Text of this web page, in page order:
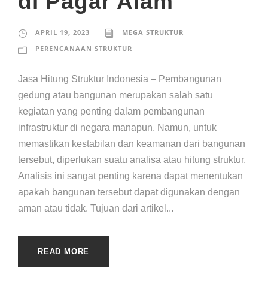
APRIL 19, 2023
MEGA STRUKTUR
PERENCANAAN STRUKTUR
Jasa Hitung Struktur Indonesia – Pembangunan
gedung atau bangunan merupakan salah satu
kegiatan yang penting dalam pembangunan
infrastruktur di negara manapun. Namun, untuk
memastikan kestabilan dan keamanan dari bangunan
tersebut, diperlukan suatu analisa atau hitung struktur.
Analisis ini sangat penting karena dapat menentukan
apakah bangunan tersebut dapat digunakan dengan
aman atau tidak. Tujuan dari artikel...
READ MORE